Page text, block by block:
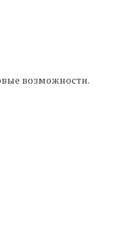
возможности.